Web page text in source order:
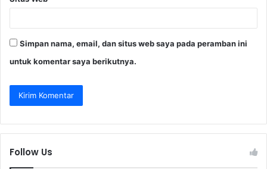
Simpan nama, email, dan situs web saya pada peramban ini
untuk komentar saya berikutnya.
Follow Us